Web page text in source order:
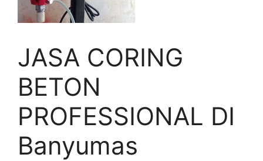
JASA CORING
BETON
PROFESSIONAL DI
Banyumas